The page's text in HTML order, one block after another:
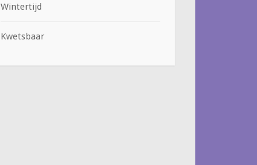
Wintertijd
Kwetsbaar